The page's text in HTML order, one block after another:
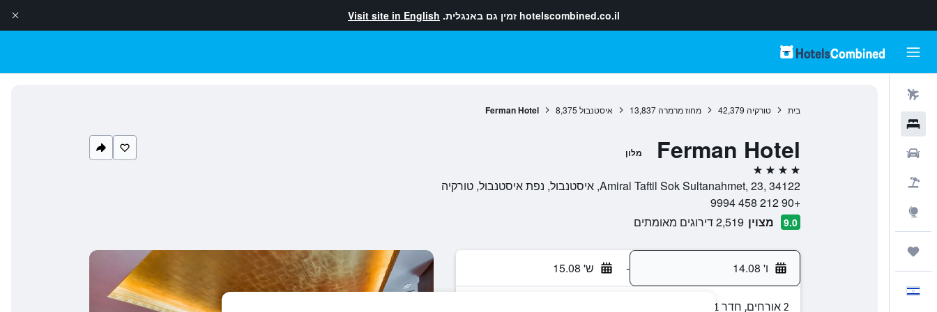
hotelscombined.co.il זמין גם באנגלית. Visit site in English
בית טורקיה 42,379 מחוז מרמרה 13,837 איסטנבול 8,375
Ferman Hotel
Ferman Hotel מלון
4 כוכבים
Amiral Taftil Sok Sultanahmet, 23, 34122, איסטנבול, נפת איסטנבול, טורקיה
+90 212 458 9994
9.0 מצוין 2,519 דירוגים מאומתים
ו' 14.08 - ש' 15.08
2 אורחים, חדר 1